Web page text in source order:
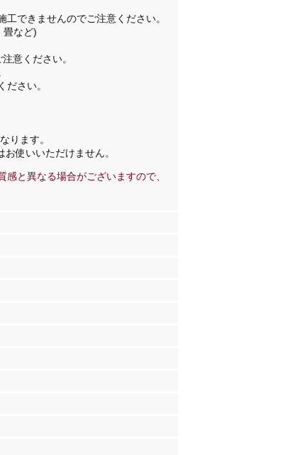
工できませんのでご注意ください。
畳など)
意ください。
ださい。
ります。
使いいただけません。
と異なる場合がございますので、